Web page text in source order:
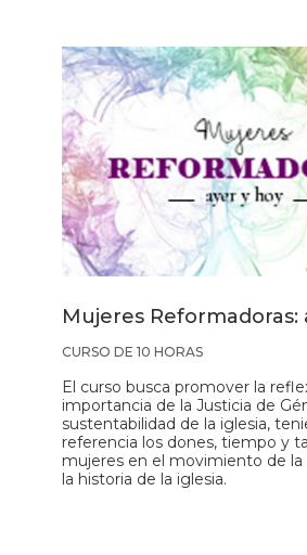
Mujeres Reformadoras:
CURSO DE 10 HORAS
El curso busca promover la
importancia de la Justicia de
sustentabilidad de la iglesia,
referencia los dones, tiempo y
mujeres en el movimiento de
la historia de la iglesia.